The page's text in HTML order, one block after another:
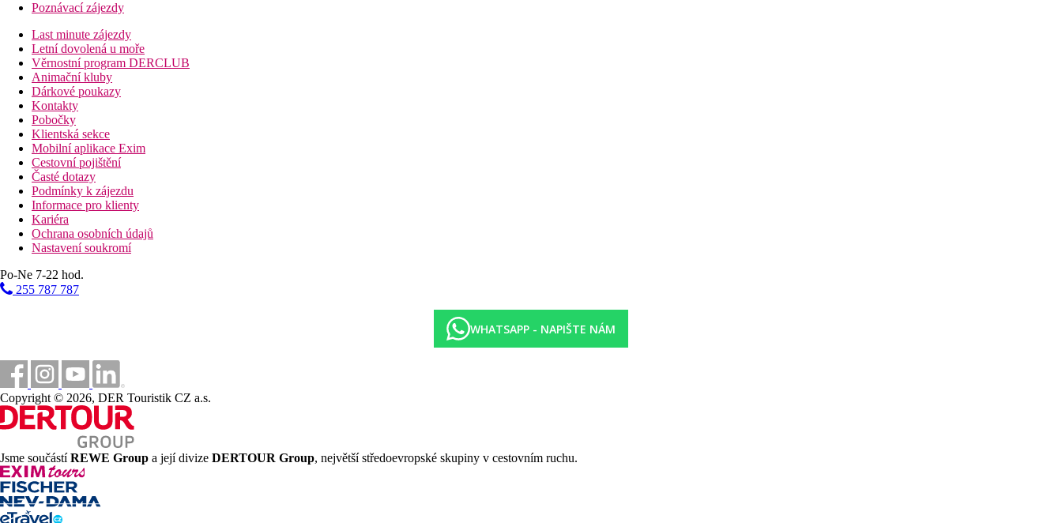
Poznávací zájezdy
Last minute zájezdy
Letní dovolená u moře
Věrnostní program DERCLUB
Animační kluby
Dárkové poukazy
Kontakty
Pobočky
Klientská sekce
Mobilní aplikace Exim
Cestovní pojištění
Časté dotazy
Podmínky k zájezdu
Informace pro klienty
Kariéra
Ochrana osobních údajů
Nastavení soukromí
Po-Ne 7-22 hod.
255 787 787
WHATSAPP - NAPIŠTE NÁM
Copyright © 2026, DER Touristik CZ a.s.
Jsme součástíREWE Group a její divize DERTOUR Group, největší středoevropské skupiny v cestovním ruchu.